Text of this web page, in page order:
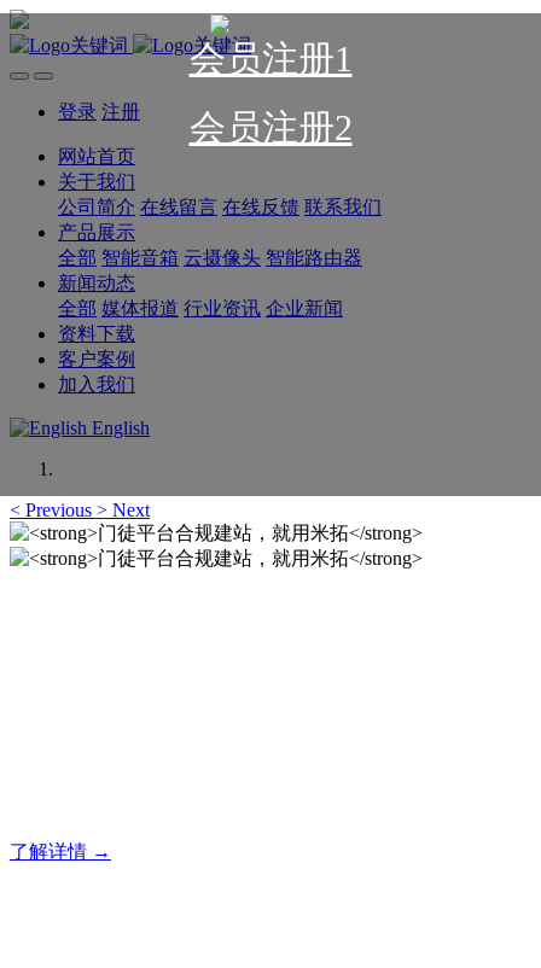
会员注册1
会员注册2
登录 注册
网站首页
关于我们
公司简介 在线留言 在线反馈 联系我们
产品展示
全部 智能音箱 云摄像头 智能路由器
新闻动态
全部 媒体报道 行业资讯 企业新闻
资料下载
客户案例
加入我们
English
< Previous > Next
了解详情 →